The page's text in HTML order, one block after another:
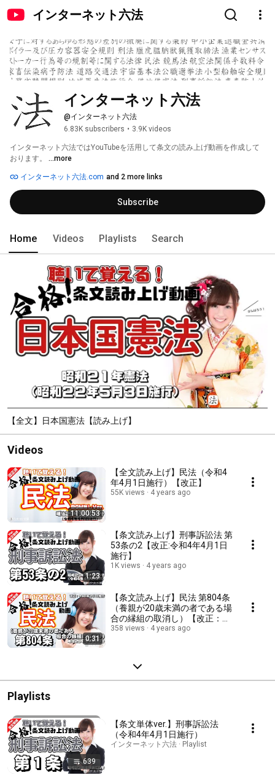
インターネット六法
インターネット六法
@インターネット六法
6.83K subscribers • 3.9K videos
インターネット六法ではYouTubeを活用して条文の読み上げ動画を作成して
おります。 ...more
インターネット六法.com and 2 more links
Subscribe
Home Videos Playlists Search
【全文】日本国憲法【読み上げ】
Videos
11:00:53
【全文読み上げ】民法（令和4
年4月1日施行）【改正】
55K views 4 years ago
1:23
【条文読み上げ】刑事訴訟法 第
53条の2【改正:令和4年4月1日
施行】
1K views 4 years ago
0:31
【条文読み上げ】民法 第804条
（養親が20歳未満の者である場
合の縁組の取消し）【改正：令
和4年4月1日施行】
358 views 4 years ago
Playlists
639
【条文単体ver.】刑事訴訟法
（令和4年4月1日施行）
インターネット六法 · Playlist